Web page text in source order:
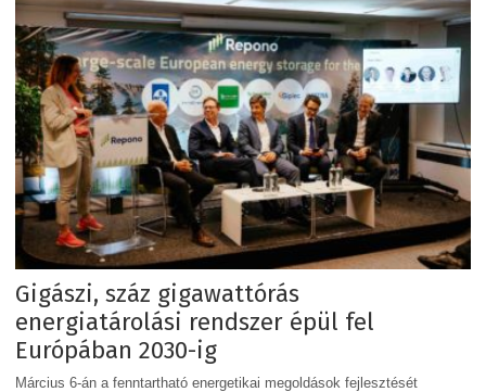
Gigászi, száz gigawattórás
energiatárolási rendszer épül fel
Európában 2030-ig
Március 6-án a fenntartható energetikai megoldások fejlesztését